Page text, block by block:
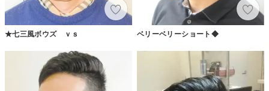
★七三風ボウズ ｖｓ ベリーベリーショート◆